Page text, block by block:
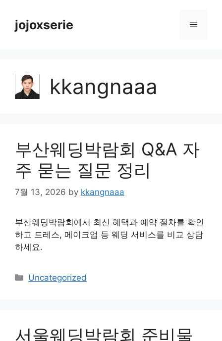
contentjojoxserie Menu
kkangnaaa
부산웨딩박람회 Q&A 자
주 묻는 질문 정리
7월 13, 2026 by kkangnaaa
부산웨딩박람회에서 최신 혜택과 예약 절차를 확인
하고 드레스, 메이크업 등 웨딩 서비스를 비교 상담
하세요.
Categories
Uncategorized
서울웨딩박람회 준비물